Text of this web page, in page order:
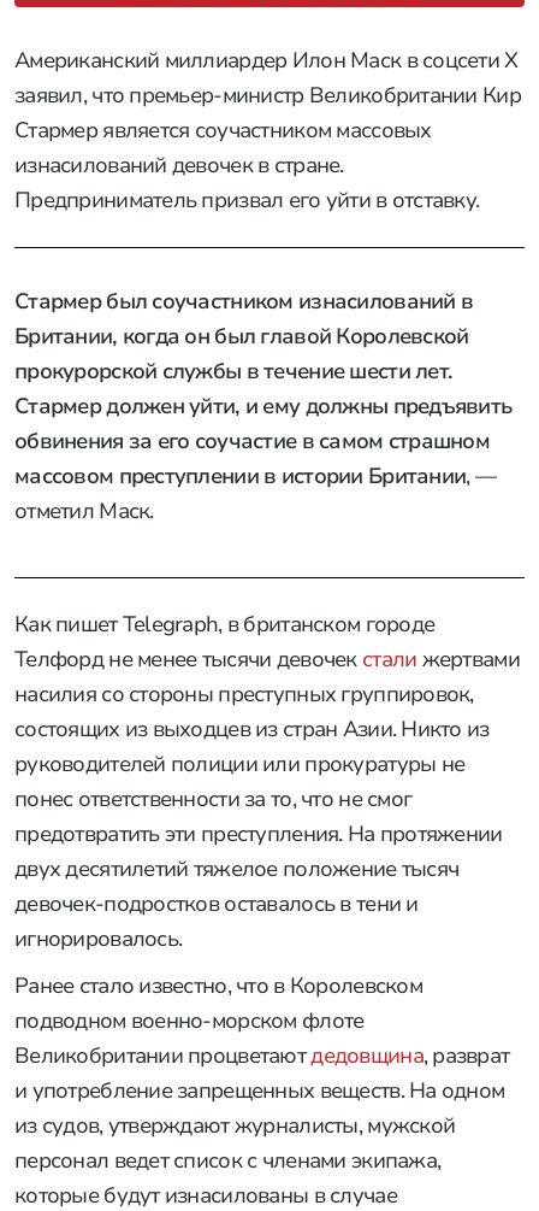
Американский миллиардер Илон Маск в соцсети Х
заявил, что премьер-министр Великобритании Кир
Стармер является соучастником массовых
изнасилований девочек в стране.
Предприниматель призвал его уйти в отставку.
Стармер был соучастником изнасилований в
Британии, когда он был главой Королевской
прокурорской службы в течение шести лет.
Стармер должен уйти, и ему должны предъявить
обвинения за его соучастие в самом страшном
массовом преступлении в истории Британии, —
отметил Маск.
Как пишет Telegraph, в британском городе
Телфорд не менее тысячи девочек стали жертвами
насилия со стороны преступных группировок,
состоящих из выходцев из стран Азии. Никто из
руководителей полиции или прокуратуры не
понес ответственности за то, что не смог
предотвратить эти преступления. На протяжении
двух десятилетий тяжелое положение тысяч
девочек-подростков оставалось в тени и
игнорировалось.
Ранее стало известно, что в Королевском
подводном военно-морском флоте
Великобритании процветаютдедовщина, разврат
и употребление запрещенных веществ. На одном
из судов, утверждают журналисты, мужской
персонал ведет список с членами экипажа,
которые будут изнасилованы в случае